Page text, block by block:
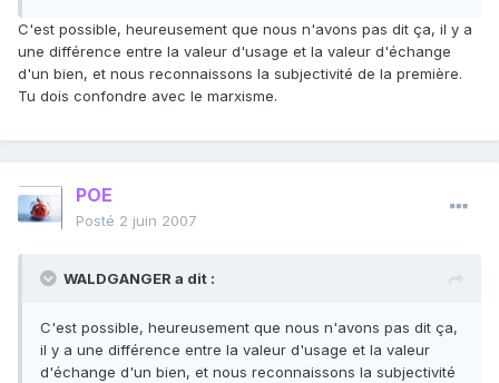
C'est possible, heureusement que nous n'avons pas dit ça, il y a
une différence entre la valeur d'usage et la valeur d'échange
d'un bien, et nous reconnaissons la subjectivité de la première.
Tu dois confondre avec le marxisme.
POE
Posté 2 juin 2007
WALDGANGER a dit :
C'est possible, heureusement que nous n'avons pas dit ça,
il y a une différence entre la valeur d'usage et la valeur
d'échange d'un bien, et nous reconnaissons la subjectivité